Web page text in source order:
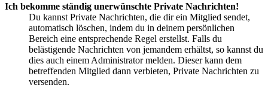
Ich bekomme ständig unerwünschte Private Nachrichten!
Du kannst Private Nachrichten, die dir ein Mitglied sendet,
automatisch löschen, indem du in deinem persönlichen
Bereich eine entsprechende Regel erstellst. Falls du
belästigende Nachrichten von jemandem erhältst, so kannst du
dies auch einem Administrator melden. Dieser kann dem
betreffenden Mitglied dann verbieten, Private Nachrichten zu
versenden.